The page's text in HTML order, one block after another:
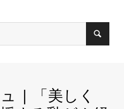
| 「美しく